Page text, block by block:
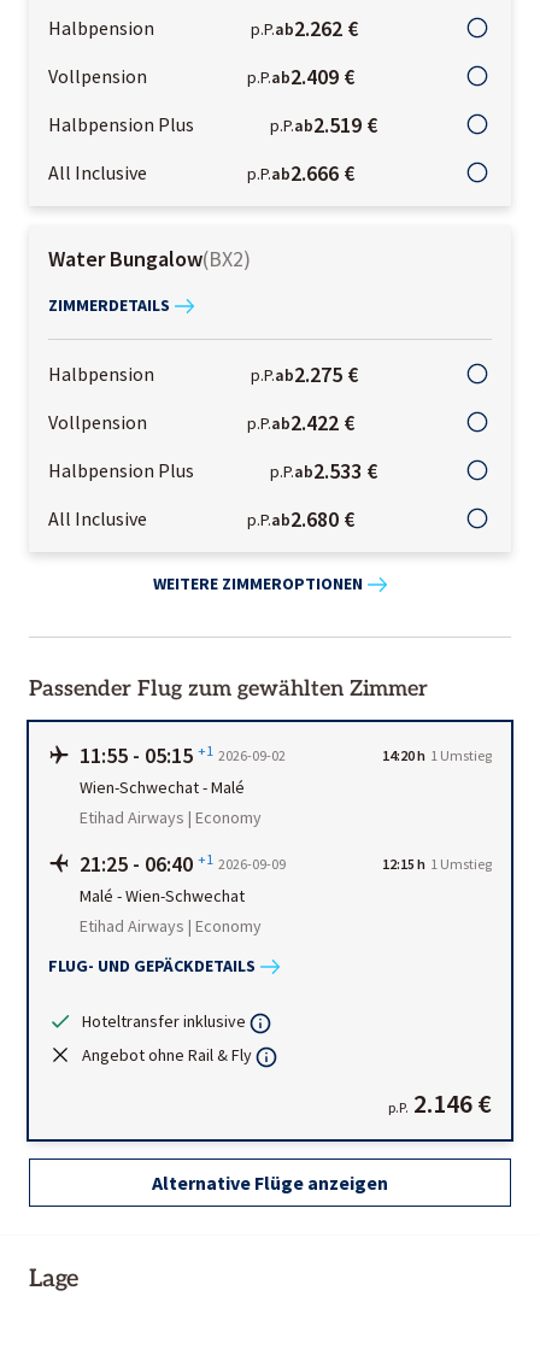
Halbpension p.P.ab2.262 €
Vollpension p.P.ab2.409 €
Halbpension Plus p.P.ab2.519 €
All Inclusive p.P.ab2.666 €
Water Bungalow(BX2)
ZIMMERDETAILS
Halbpension p.P.ab2.275 €
Vollpension p.P.ab2.422 €
Halbpension Plus p.P.ab2.533 €
All Inclusive p.P.ab2.680 €
WEITERE ZIMMEROPTIONEN
Passender Flug zum gewählten Zimmer
11:55 - 05:15 +1 2026-09-02 14:20 h 1 Umstieg
Wien-Schwechat-Malé
Etihad Airways | Economy
21:25 - 06:40 +1 2026-09-09 12:15 h 1 Umstieg
Malé -Wien-Schwechat
Etihad Airways | Economy
FLUG- UND GEPÄCKDETAILS
Hoteltransfer inklusive
Angebot ohne Rail & Fly
p.P. 2.146 €
Alternative Flüge anzeigen
Lage